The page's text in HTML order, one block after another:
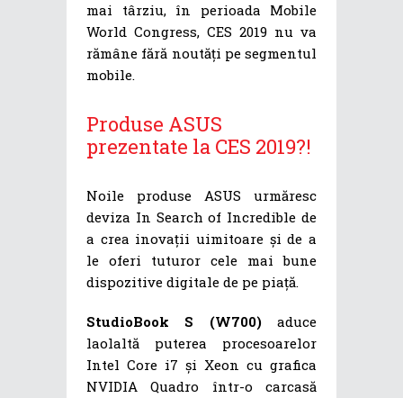
mai târziu, în perioada Mobile
World Congress, CES 2019 nu va
rămâne fără noutăți pe segmentul
mobile.
Produse ASUS
prezentate la CES 2019?!
Noile produse ASUS urmăresc
deviza In Search of Incredible de
a crea inovații uimitoare și de a
le oferi tuturor cele mai bune
dispozitive digitale de pe piață.
StudioBook S (W700)aduce
laolaltă puterea procesoarelor
Intel Core i7 și Xeon cu grafica
NVIDIA Quadro într-o carcasă